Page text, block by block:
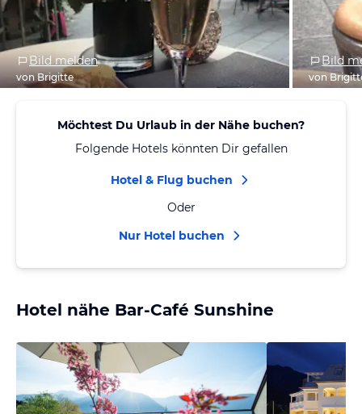
Bild melden
von Brigitte
Bild
von
Möchtest Du Urlaub in der Nähe buchen?
Folgende Hotels könnten Dir gefallen
Hotel & Flug buchen
Oder
Nur Hotel buchen
Hotel nähe Bar-Café Sunshine